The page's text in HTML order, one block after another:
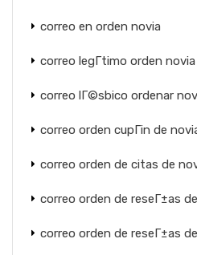
correo en orden novia
correo legГ­timo orden novia
correo lГ©sbico ordenar
correo orden cupГіn de
correo orden de citas de
correo orden de reseГ±as
correo orden de reseГ±as